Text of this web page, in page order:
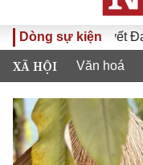
Dòng sự kiện
Nghị quyết Đại hội
XÃ HỘI Văn hoá